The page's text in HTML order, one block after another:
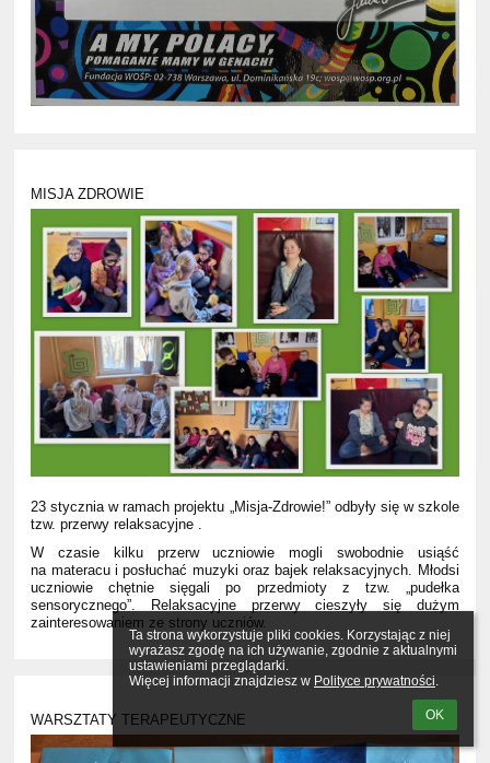
Ta strona wykorzystuje pliki cookies. Korzystając z niej
wyrażasz zgodę na ich używanie, zgodnie z aktualnymi
ustawieniami przeglądarki.
Więcej informacji znajdziesz w Polityce prywatności.
OK
MISJA ZDROWIE
23 stycznia w ramach projektu „Misja-Zdrowie!” odbyły się w szkole
tzw. przerwy relaksacyjne .
W czasie kilku przerw uczniowie mogli swobodnie usiąść
na materacu i posłuchać muzyki oraz bajek relaksacyjnych. Młodsi
uczniowie chętnie sięgali po przedmioty z tzw. „pudełka
sensorycznego”. Relaksacyjne przerwy cieszyły się dużym
zainteresowaniem ze strony uczniów.
WARSZTATY TERAPEUTYCZNE